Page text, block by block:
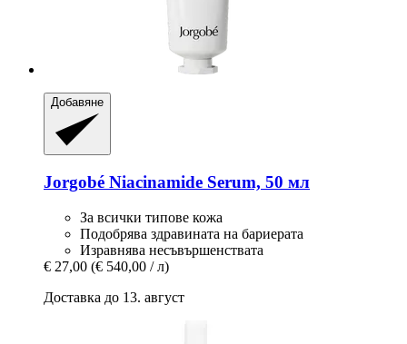
Добавяне
Jorgobé Niacinamide Serum, 50 мл
За всички типове кожа
Подобрява здравината на бариерата
Изравнява несъвършенствата
€ 27,00 (€ 540,00 / л)
Доставка до 13. август